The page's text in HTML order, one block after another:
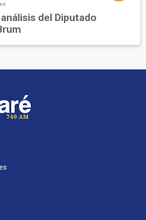
del Diputado